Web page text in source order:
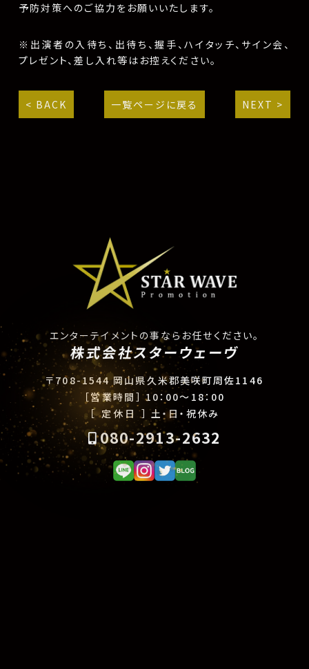
予防対策へのご協力をお願いいたします。
※出演者の入待ち、出待ち、握手、ハイタッチ、サイン会、
プレゼント、差し入れ等はお控えください。
< BACK 一覧ページに戻る NEXT >
エンターテイメントの事ならお任せください。
株式会社スターウェーヴ
〒708-1544 岡山県久米郡美咲町周佐1146
［営業時間］ 10：00〜18：00
［ 定休日 ］ 土・日・祝休み
080-2913-2632